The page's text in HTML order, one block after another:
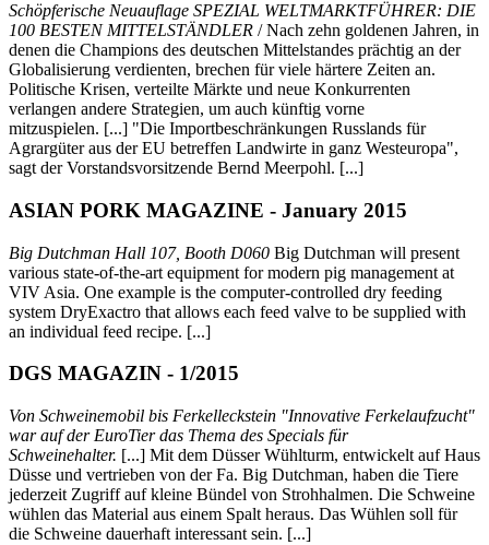
Schöpferische Neuauflage SPEZIAL WELTMARKTFÜHRER: DIE
100 BESTEN MITTELSTÄNDLER / Nach zehn goldenen Jahren, in
denen die Champions des deutschen Mittelstandes prächtig an der
Globalisierung verdienten, brechen für viele härtere Zeiten an.
Politische Krisen, verteilte Märkte und neue Konkurrenten
verlangen andere Strategien, um auch künftig vorne
mitzuspielen. [...] "Die Importbeschränkungen Russlands für
Agrargüter aus der EU betreffen Landwirte in ganz Westeuropa",
sagt der Vorstandsvorsitzende Bernd Meerpohl. [...]
ASIAN PORK MAGAZINE - January 2015
Big Dutchman Hall 107, Booth D060 Big Dutchman will present
various state-of-the-art equipment for modern pig management at
VIV Asia. One example is the computer-controlled dry feeding
system DryExactro that allows each feed valve to be supplied with
an individual feed recipe. [...]
DGS MAGAZIN - 1/2015
Von Schweinemobil bis Ferkelleckstein "Innovative Ferkelaufzucht"
war auf der EuroTier das Thema des Specials für
Schweinehalter. [...] Mit dem Düsser Wühlturm, entwickelt auf Haus
Düsse und vertrieben von der Fa. Big Dutchman, haben die Tiere
jederzeit Zugriff auf kleine Bündel von Strohhalmen. Die Schweine
wühlen das Material aus einem Spalt heraus. Das Wühlen soll für
die Schweine dauerhaft interessant sein. [...]